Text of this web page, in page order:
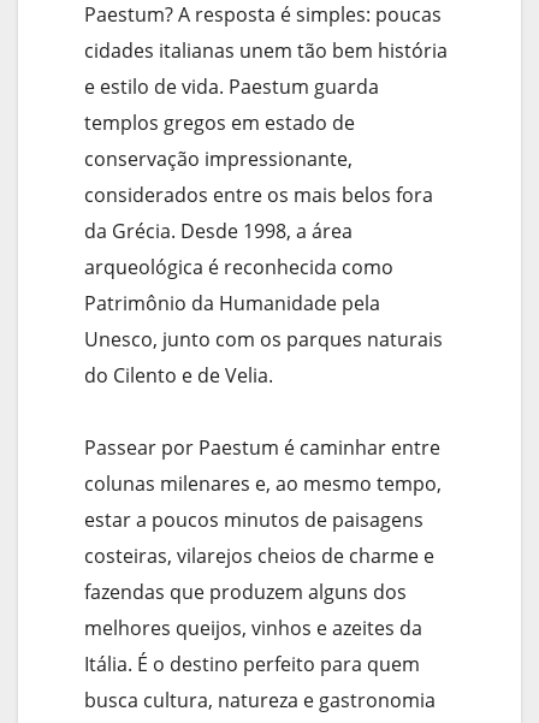
Paestum? A resposta é simples: poucas
cidades italianas unem tão bem história
e estilo de vida. Paestum guarda
templos gregos em estado de
conservação impressionante,
considerados entre os mais belos fora
da Grécia. Desde 1998, a área
arqueológica é reconhecida como
Patrimônio da Humanidade pela
Unesco, junto com os parques naturais
do Cilento e de Velia.
Passear por Paestum é caminhar entre
colunas milenares e, ao mesmo tempo,
estar a poucos minutos de paisagens
costeiras, vilarejos cheios de charme e
fazendas que produzem alguns dos
melhores queijos, vinhos e azeites da
Itália. É o destino perfeito para quem
busca cultura, natureza e gastronomia